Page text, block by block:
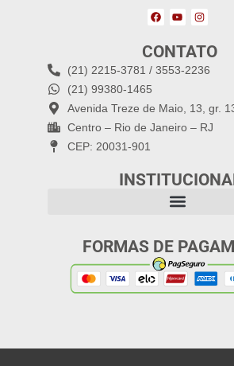
CONTATO
(21) 2215-3781 / 3553-2236
(21) 99380-1465
Avenida Treze de Maio, 13, gr.
Centro – Rio de Janeiro – RJ
CEP: 20031-901
FORMAS DE